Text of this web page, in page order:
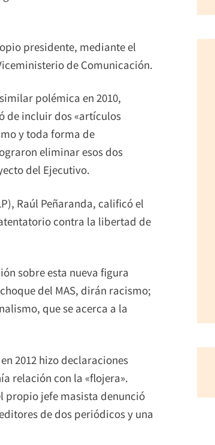
presidente, mediante el
de Comunicación.
polémica en 2010,
de incluir dos «artículos
y toda forma de
eliminar esos dos
del Ejecutivo.
Raúl Peñaranda, calificó el
contra la libertad de
sobre esta nueva figura
del MAS, dirán racismo;
que se acerca a la
2012 hizo declaraciones
relación con la «flojera».
propio jefe masista denunció
de dos periódicos y una